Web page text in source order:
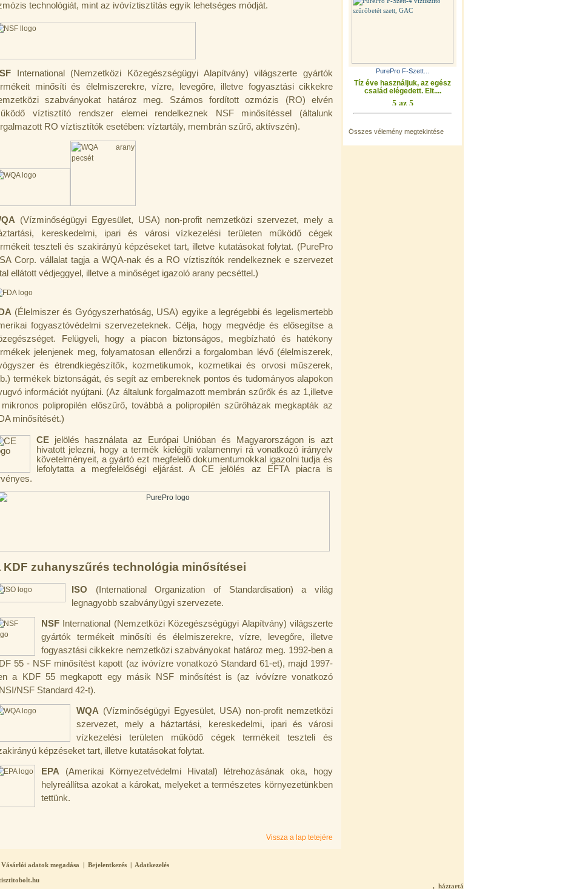
technológiát, mint az ivóvíztisztítás egyik lehetséges módját.
International (Nemzetközi Közegészségügyi Alapítvány) világszerte gyártók
minősíti és élelmiszerekre, vízre, levegőre, illetve fogyasztási cikkekre
szabványokat határoz meg. Számos fordított ozmózis (RO) elvén
víztisztító rendszer elemei rendelkeznek NSF minősítéssel (általunk
RO víztisztítók esetében: víztartály, membrán szűrő, aktívszén).
(Vízminőségügyi Egyesület, USA) non-profit nemzetközi szervezet, mely a
kereskedelmi, ipari és városi vízkezelési területen működő cégek
teszteli és szakirányú képzéseket tart, illetve kutatásokat folytat. (PurePro
Corp. vállalat tagja a WQA-nak és a RO víztiszítók rendelkeznek e szervezet
ellátott védjeggyel, illetve a minőséget igazoló arany pecséttel.)
(Élelmiszer és Gyógyszerhatóság, USA) egyike a legrégebbi és legelismertebb
fogyasztóvédelmi szervezeteknek. Célja, hogy megvédje és elősegítse a
Felügyeli, hogy a piacon biztonságos, megbízható és hatékony
jelenjenek meg, folyamatosan ellenőrzi a forgalomban lévő (élelmiszerek,
és étrendkiegészítők, kozmetikumok, kozmetikai és orvosi műszerek,
termékek biztonságát, és segít az embereknek pontos és tudományos alapokon
információt nyújtani. (Az általunk forgalmazott membrán szűrők és az 1,illetve
polipropilén előszűrő, továbbá a polipropilén szűrőházak megkapták az
minősítését.)
CE jelölés használata az Európai Unióban és Magyarországon is azt
hivatott jelezni, hogy a termék kielégíti valamennyi rá vonatkozó irányelv
követelményeit, a gyártó ezt megfelelő dokumentumokkal igazolni tudja és
lefolytatta a megfelelőségi eljárást. A CE jelölés az EFTA piacra is
KDF zuhanyszűrés technológia minősítései
ISO (International Organization of Standardisation) a világ
legnagyobb szabványügyi szervezete.
NSF International (Nemzetközi Közegészségügyi Alapítvány) világszerte
gyártók termékeit minősíti és élelmiszerekre, vízre, levegőre, illetve
fogyasztási cikkekre nemzetközi szabványokat határoz meg. 1992-ben a
55 - NSF minősítést kapott (az ivóvízre vonatkozó Standard 61-et), majd 1997-
a KDF 55 megkapott egy másik NSF minősítést is (az ivóvízre vonatkozó
NSF Standard 42-t).
WQA (Vízminőségügyi Egyesület, USA) non-profit nemzetközi
szervezet, mely a háztartási, kereskedelmi, ipari és városi
vízkezelési területen működő cégek termékeit teszteli és
képzéseket tart, illetve kutatásokat folytat.
EPA (Amerikai Környezetvédelmi Hivatal) létrehozásának oka, hogy
helyreállítsa azokat a károkat, melyeket a természetes környezetünkben
tettünk.
Vissza a lap tetejére
PurePro F-Szett...
Tíz éve használjuk, az egész
család elégedett. Elt....
Összes vélemény megtekintése
Vásárlói adatok megadása | Bejelentkezés | Adatkezelés
, háztartási víztisztító , zuhanyszűrő ,